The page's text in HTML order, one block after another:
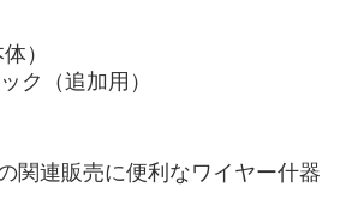
）
ク（追加用）
関連販売に便利なワイヤー什器